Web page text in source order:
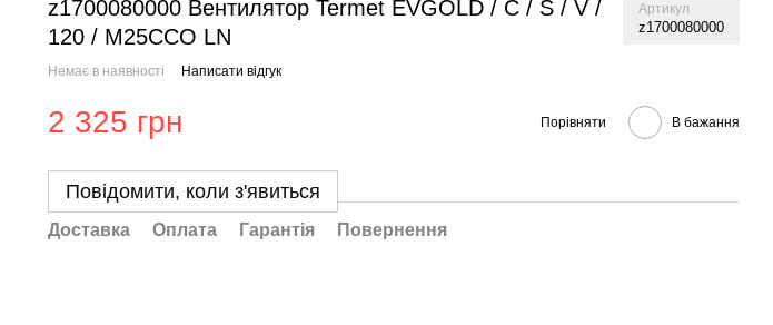
z1700080000 Вентилятор Termet EVGOLD / C / S / V /
120 / M25CCO LN
Артикул
z1700080000
Немає в наявності Написати відгук
2 325 грн Порівняти В бажання
Повідомити, коли з'явиться
Доставка Оплата Гарантія Повернення